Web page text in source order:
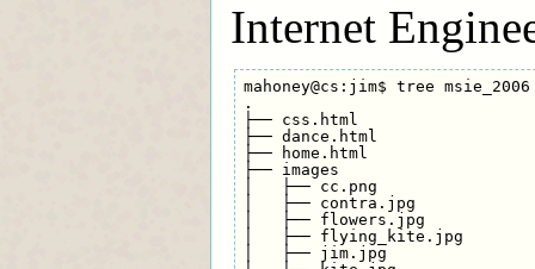
Internet
mahoney@cs:jim$ tree msie_2006
.
├── css.html
├── dance.html
├── home.html
├── images
│   ├── cc.png
│   ├── contra.jpg
│   ├── flowers.jpg
│   ├── flying_kite.jpg
│   ├── jim.jpg